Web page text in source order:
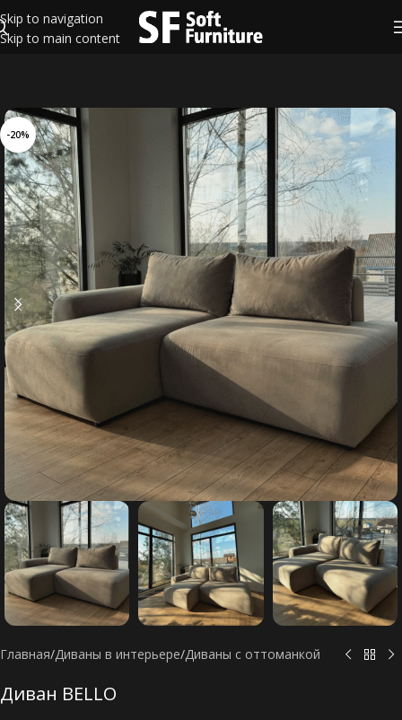
Skip to navigation
Skip to main content
-20%
Главная/Диваны в интерьере/Диваны c оттоманкой
Диван BELLO